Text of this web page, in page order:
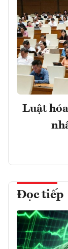
Luật
Đọc tiếp